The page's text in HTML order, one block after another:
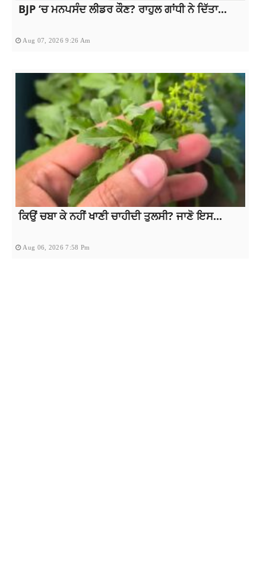
BJP ‘ਚ ਮਨਪਸੰਦ ਲੀਡਰ ਕੌਣ? ਰਾਹੁਲ ਗਾਂਧੀ ਨੇ ਦਿੱਤਾ...
Aug 07, 2026 9:26 Am
ਕਿਉਂ ਚਬਾ ਕੇ ਨਹੀਂ ਖਾਣੀ ਚਾਹੀਦੀ ਤੁਲਸੀ? ਜਾਣੋ ਇਸ...
Aug 06, 2026 7:58 Pm